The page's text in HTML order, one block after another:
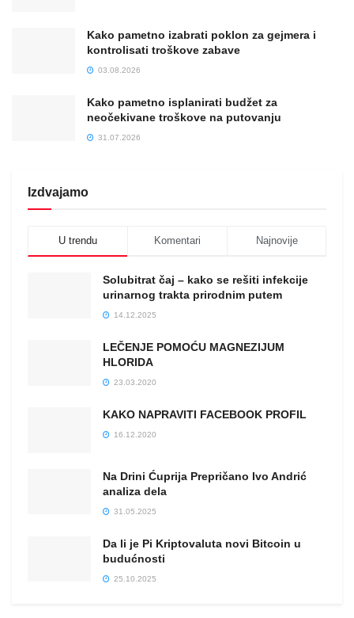
Kako pametno izabrati poklon za gejmera i
kontrolisati troškove zabave
03.08.2026
Kako pametno isplanirati budžet za
neočekivane troškove na putovanju
31.07.2026
Izdvajamo
U trendu Komentari Najnovije
Solubitrat čaj – kako se rešiti infekcije
urinarnog trakta prirodnim putem
14.12.2025
LEČENJE POMOĆU MAGNEZIJUM
HLORIDA
23.03.2020
KAKO NAPRAVITI FACEBOOK PROFIL
16.12.2020
Na Drini Ćuprija Prepričano Ivo Andrić
analiza dela
31.05.2025
Da li je Pi Kriptovaluta novi Bitcoin u
budućnosti
25.10.2025